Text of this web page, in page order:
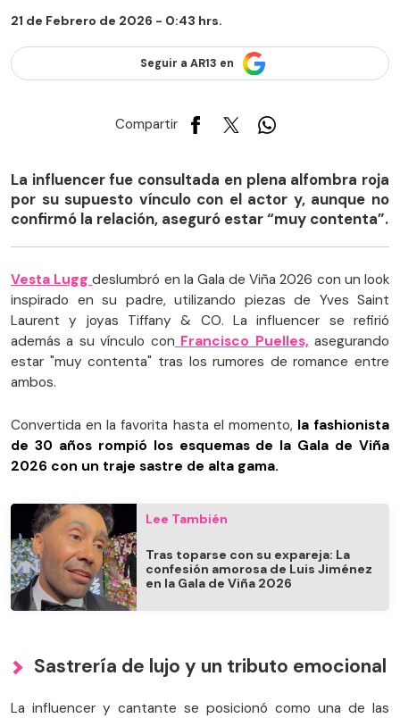
21 de Febrero de 2026 - 0:43 hrs.
Seguir a AR13 en
Compartir
La influencer fue consultada en plena alfombra roja
por su supuesto vínculo con el actor y, aunque no
confirmó la relación, aseguró estar “muy contenta”.
Vesta Luggdeslumbró en la Gala de Viña 2026 con un look
inspirado en su padre, utilizando piezas de Yves Saint
Laurent y joyas Tiffany & CO. La influencer se refirió
además a su vínculo con Francisco Puelles, asegurando
estar "muy contenta" tras los rumores de romance entre
ambos.
Convertida en la favorita hasta el momento, la fashionista
de 30 años rompió los esquemas de la Gala de Viña
2026 con un traje sastre de alta gama.
Lee También
Tras toparse con su expareja: La
confesión amorosa de Luis Jiménez
en la Gala de Viña 2026
Sastrería de lujo y un tributo emocional
La influencer y cantante se posicionó como una de las